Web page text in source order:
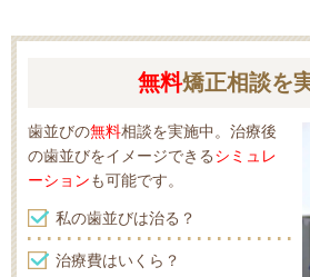
無料矯正相談を
歯並びの無料相談を実施中。治療後
の歯並びをイメージできるシミュレ
ーションも可能です。
私の歯並びは治る？
治療費はいくら？